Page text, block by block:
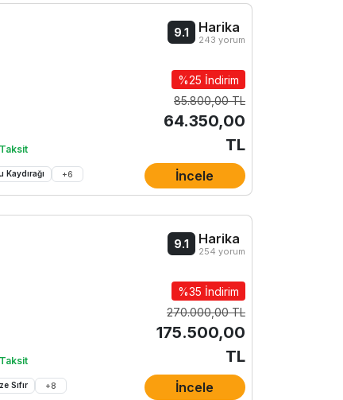
Kaydırağı +6
9.1 Harika
243 yorum
%25 İndirim
85.800,00 TL
64.350,00
TL
İncele
Sıfır +8
9.1 Harika
254 yorum
%35 İndirim
270.000,00 TL
175.500,00
TL
İncele